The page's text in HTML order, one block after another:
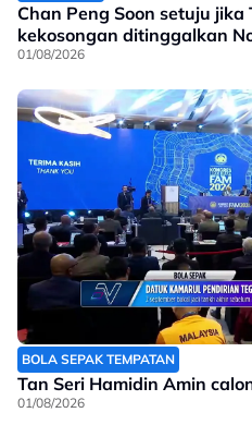
Chan Peng Soon setuju jika
kekosongan ditinggalkan
01/08/2026
BOLA SEPAK TEMPATAN
Tan Seri Hamidin Amin
01/08/2026